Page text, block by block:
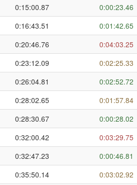
0:15:00.87 0:00:23.46
0:16:43.51 0:01:42.65
0:20:46.76 0:04:03.25
0:23:12.09 0:02:25.33
0:26:04.81 0:02:52.72
0:28:02.65 0:01:57.84
0:28:30.67 0:00:28.02
0:32:00.42 0:03:29.75
0:32:47.23 0:00:46.81
0:35:50.14 0:03:02.92